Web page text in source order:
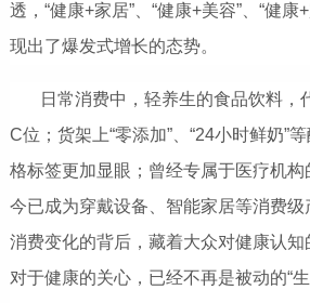
透，“健康+家居”、“健康+美容”、“健康
现出了爆发式增长的态势。
日常消费中，轻养生的食品饮料，
C位；货架上“零添加”、“24小时鲜奶”
格标签更加显眼；曾经专属于医疗机
今已成为穿戴设备、智能家居等消费
消费变化的背后，藏着大众对健康认
对于健康的关心，已经不再是被动的“